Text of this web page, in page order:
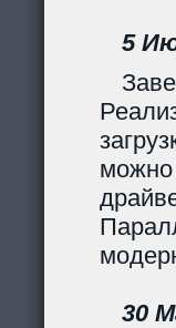
5
можно
30